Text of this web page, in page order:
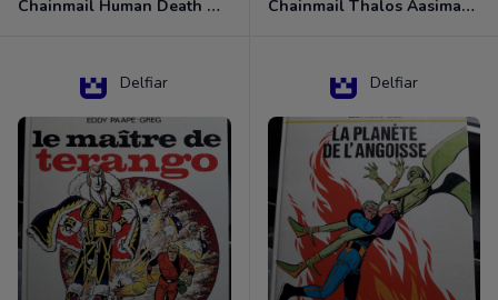
Chainmail Human Death Cleric Chainmail Thalos Aasimar Cleric
Delfiar Delfiar